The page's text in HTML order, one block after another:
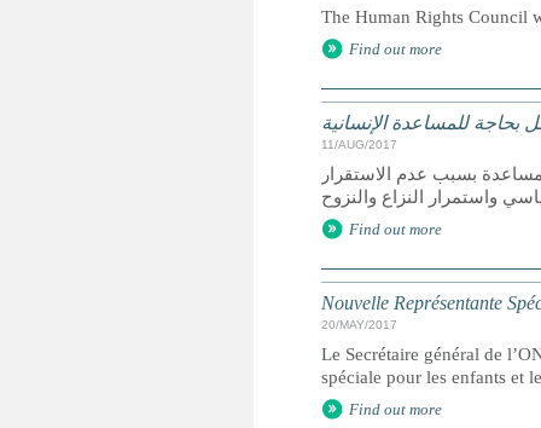
The Human Rights Council
Find out more
للمساعدة الإنسانية
11/AUG/2017
في ليبيا يحتاجون للمساعدة بسبب عدم الاستقرار
Find out more
Nouvelle Représentante
20/MAY/2017
Le Secrétaire général de
spéciale pour les enfants et
Find out more